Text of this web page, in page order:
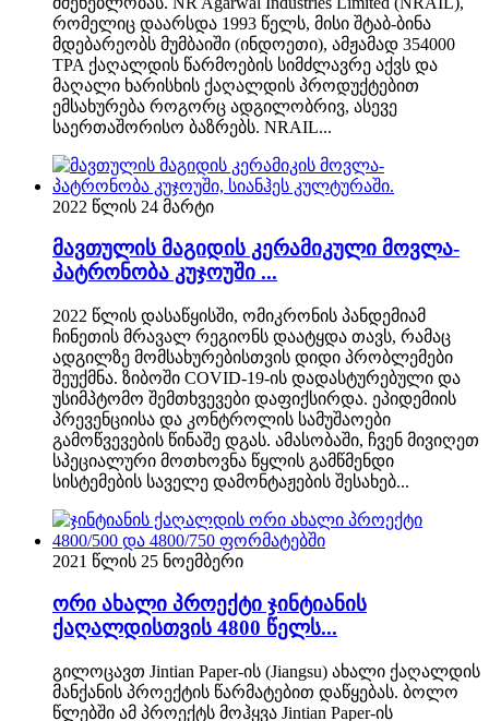
რომელიც დაარსდა 1993 წელს, მისი შტაბ-ბინა
მდებარეობს მუმბაიში (ინდოეთი), ამჟამად 354000
TPA ქაღალდის წარმოების სიმძლავრე აქვს და
მაღალი ხარისხის ქაღალდის პროდუქტებით
ემსახურება როგორც ადგილობრივ, ასევე
საერთაშორისო ბაზრებს. NRAIL...
2022 წლის 24 მარტი
მავთულის მაგიდის კერამიკული მოვლა-
პატრონობა კუჯოუში ...
2022 წლის დასაწყისში, ომიკრონის პანდემიამ
ჩინეთის მრავალ რეგიონს დაატყდა თავს, რამაც
ადგილზე მომსახურებისთვის დიდი პრობლემები
შეუქმნა. ზიბოში COVID-19-ის დადასტურებული და
უსიმპტომო შემთხვევები დაფიქსირდა. ეპიდემიის
პრევენციისა და კონტროლის სამუშაოები
გამოწვევების წინაშე დგას. ამასობაში, ჩვენ მივიღეთ
სპეციალური მოთხოვნა წყლის გამწმენდი
სისტემების საველე დამონტაჟების შესახებ...
2021 წლის 25 ნოემბერი
ორი ახალი პროექტი ჯინტიანის
ქაღალდისთვის 4800 წელს...
გილოცავთ Jintian Paper-ის (Jiangsu) ახალი ქაღალდის
მანქანის პროექტის წარმატებით დაწყებას. ბოლო
წლებში ამ პროექტს მოჰყვა Jintian Paper-ის